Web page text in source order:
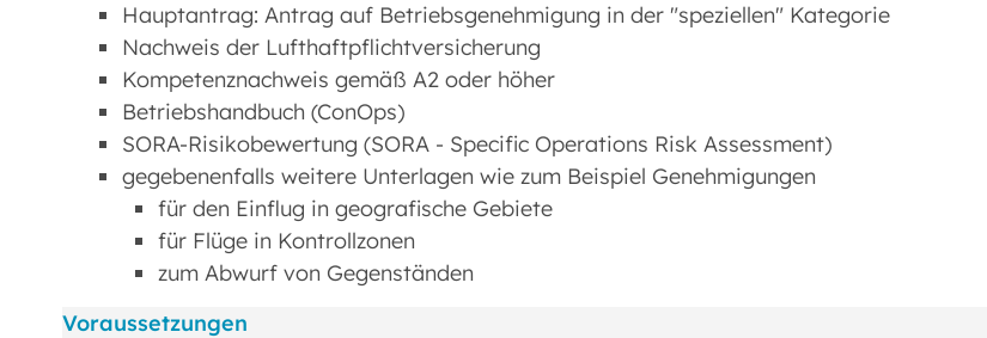
Hauptantrag: Antrag auf Betriebsgenehmigung in der "speziellen" Kategorie
Nachweis der Lufthaftpflichtversicherung
Kompetenznachweis gemäß A2 oder höher
Betriebshandbuch (ConOps)
SORA-Risikobewertung (SORA - Specific Operations Risk Assessment)
gegebenenfalls weitere Unterlagen wie zum Beispiel Genehmigungen
für den Einflug in geografische Gebiete
für Flüge in Kontrollzonen
zum Abwurf von Gegenständen
Voraussetzungen